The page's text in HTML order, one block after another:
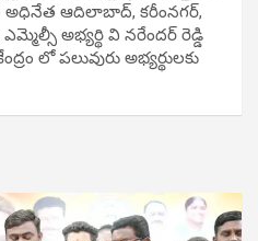
అధినేత ఆదిలాబాద్, కరీంనగర్,
అభ్యర్థి వి నరేందర్ రెడ్డి
లో పలువురు అభ్యర్థులకు